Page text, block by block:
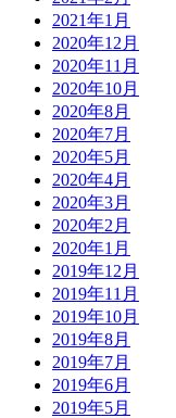
2021年1月
2020年12月
2020年11月
2020年10月
2020年8月
2020年7月
2020年5月
2020年4月
2020年3月
2020年2月
2020年1月
2019年12月
2019年11月
2019年10月
2019年8月
2019年7月
2019年6月
2019年5月